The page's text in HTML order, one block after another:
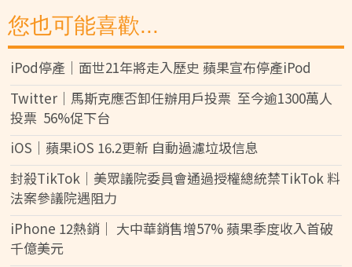
您也可能喜歡...
iPod停產｜面世21年將走入歷史 蘋果宣布停產iPod
Twitter｜馬斯克應否卸任辦用戶投票 至今逾1300萬人
投票 56%促下台
iOS｜蘋果iOS 16.2更新 自動過濾垃圾信息
封殺TikTok｜美眾議院委員會通過授權總統禁TikTok 料
法案參議院遇阻力
iPhone 12熱銷｜ 大中華銷售增57% 蘋果季度收入首破
千億美元